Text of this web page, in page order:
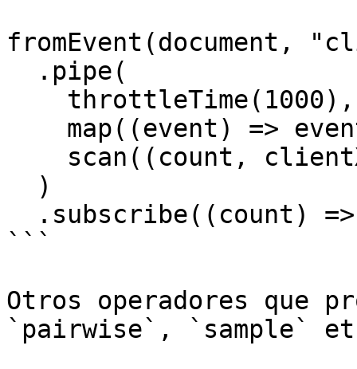
fromEvent(document,
```
Otros operadores que